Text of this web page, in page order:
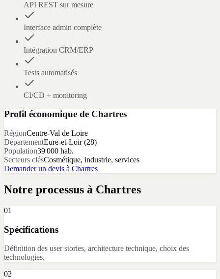
API REST sur mesure
Interface admin complète
Intégration CRM/ERP
Tests automatisés
CI/CD + monitoring
Profil économique de Chartres
RégionCentre-Val de Loire
DépartementEure-et-Loir(28)
Population39 000 hab.
Secteurs clésCosmétique, industrie, services
Demander un devis à Chartres
Notre processus à Chartres
01
Spécifications
Définition des user stories, architecture technique, choix des
technologies.
02